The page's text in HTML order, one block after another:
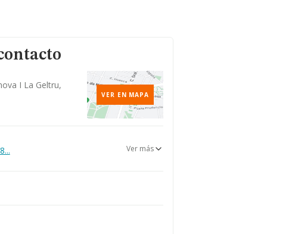
I La Geltru,
VER EN MAPA
Ver más